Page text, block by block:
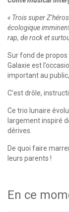
« Trois super
écologique
rap, de rock et
Sur fond de
Galaxie est
important au public,
C’est drôle,
Ce trio lunaire
largement inspiré
dérives.
De quoi faire
leurs parents !
En ce